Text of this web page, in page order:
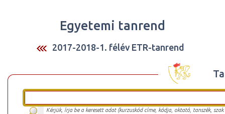
Egyetemi tanrend
2017-2018-1. félév ETR-tanrend
Kérjük, írja be a keresett adat (kurzuskód címe, kódja, oktató, tanszék,